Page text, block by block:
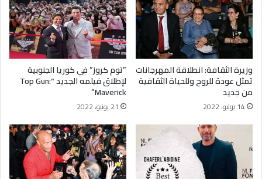
وزيرة الثقافة: انطلاقة المهرجانات
تمثل عودة للروح وللحياة الثقافية
من جديد
14 يوليو، 2022
‏”توم كروز” في كوريا الجنوبية
لإطلاق فيلمه الجديد “Top Gun:
Maverick”‏
21 يونيو، 2022